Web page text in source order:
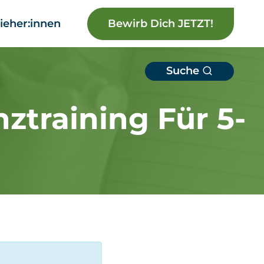
Bewirb Dich JETZT!
Suche
Für 5-